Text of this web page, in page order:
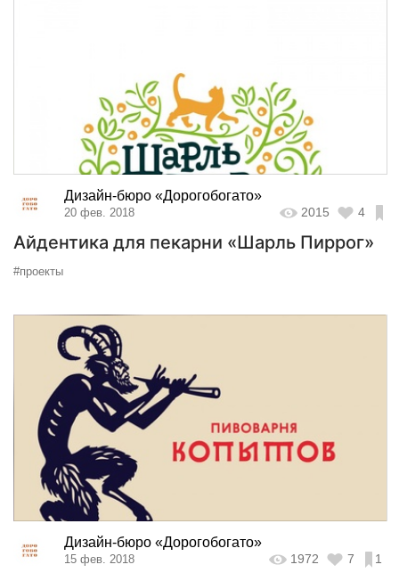
Дизайн-бюро «Дорогобогато»
20 фев. 2018 2015 4
Айдентика для пекарни «Шарль Пиррог»
#проекты
Дизайн-бюро «Дорогобогато»
15 фев. 2018 1972 7 1